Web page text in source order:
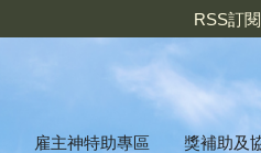
RSS訂
雇主神特助專區 獎補助及